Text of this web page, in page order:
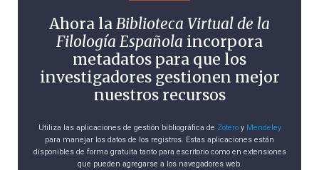
Ahora laBiblioteca Virtual de la
Filología Española incorpora
metadatos para que los
investigadores gestionen mejor
nuestros recursos
Utiliza las aplicaciones de gestión bibliográfica de Zoteroy Mendeley
para manejar los datos de los registros. Estas aplicaciones están
disponibles de forma gratuita tanto para escritorio como en extensiones
que pueden agregarse a los navegadores web.